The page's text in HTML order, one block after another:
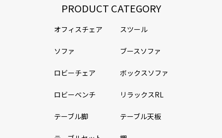
PRODUCT CATEGORY
オフィスチェア スツール
ソファ ブースソファ
ロビーチェア ボックスソファ
ロビーベンチ リラックスRL
テーブル脚 テーブル天板